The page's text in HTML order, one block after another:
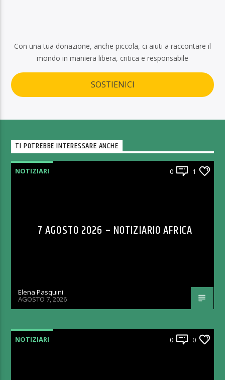
Con una tua donazione, anche piccola, ci aiuti a raccontare il
mondo in maniera libera, critica e responsabile
SOSTIENICI
TI POTREBBE INTERESSARE ANCHE
NOTIZIARI 0 1
7 AGOSTO 2026 – NOTIZIARIO AFRICA
Elena Pasquini
AGOSTO 7, 2026
NOTIZIARI 0 0